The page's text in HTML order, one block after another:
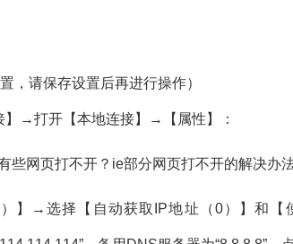
请保存设置后再进行操作）
→打开【本地连接】→【属性】：
→选择【自动获取IP地址（0）】和【